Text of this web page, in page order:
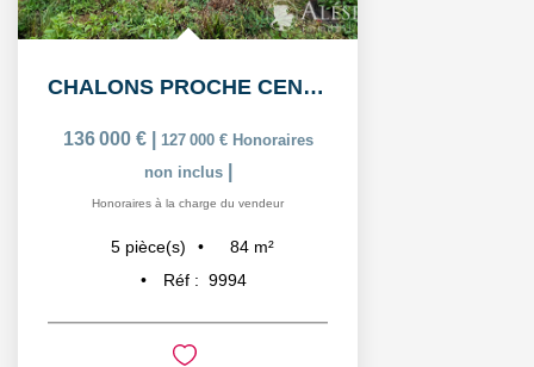
CHALONS PROCHE CENTRE: Maison de 5 pièces avec garage
136 000 € 127 000 € Honoraires
non inclus
Honoraires à la charge du vendeur
5 pièce(s) 84 m²
Réf : 9994